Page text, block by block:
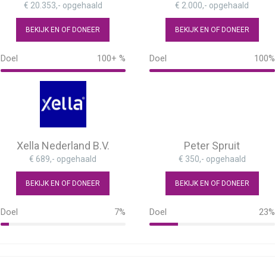
€ 20.353,- opgehaald
BEKIJK EN OF DONEER
Doel 100+ %
102%
€ 2.000,- opgehaald
BEKIJK EN OF DONEER
Doel 100%
100%
Xella Nederland B.V.
€ 689,- opgehaald
BEKIJK EN OF DONEER
Doel 7%
7%
Peter Spruit
€ 350,- opgehaald
BEKIJK EN OF DONEER
Doel 23%
23%